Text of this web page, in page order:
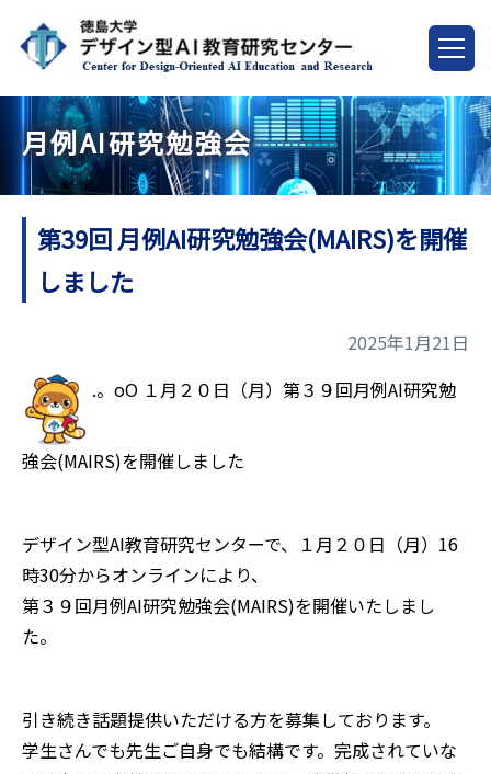
月例AI研究勉強会
第39回 月例AI研究勉強会(MAIRS)を開催
しました
2025年1月21日
.。oO １月２０日（月）第３９回月例AI研究勉
強会(MAIRS)を開催しました
デザイン型AI教育研究センターで、１月２０日（月）16
時30分からオンラインにより、
第３９回月例AI研究勉強会(MAIRS)を開催いたしまし
た。
引き続き話題提供いただける方を募集しております。
学生さんでも先生ご自身でも結構です。完成されていな